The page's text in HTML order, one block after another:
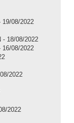
19/08/2022
- 18/08/2022
08/2022
2022
2022